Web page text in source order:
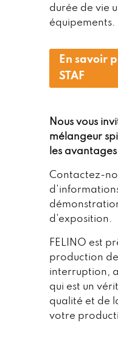
durée de vie
équipements.
En savoir
STAF
Nous vous
mélangeur
les
Contactez-
d'exposition.
FELINO est
production
interruption,
qui est un
qualité et de
votre